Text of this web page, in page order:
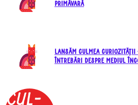
primăvară
Lansăm CULMEA
întrebări despre mediul